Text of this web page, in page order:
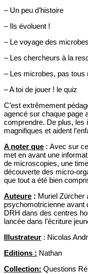
– Un peu d’histoire
– Ils évoluent !
– Le voyage des microbes
– Les chercheurs à la
– Les microbes, pas tous
– A toi de jouer ! le quiz
C’est extrêmement
agencé sur chaque page
comprendre. De plus, les
magnifiques et aident
A noter que : Avec sur
met en avant une
de microscopies, une
découverte des micro-
que tout a été bien
Auteure : Muriel Zürcher
psychomotricienne avant
DRH dans des centres
lancée dans l’écriture
Illustrateur : Nicolas
Editions : Nathan
Collection: Questions